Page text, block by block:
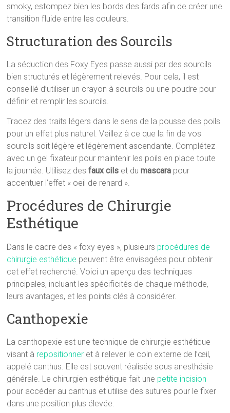
smoky, estompez bien les bords des fards afin de créer une
transition fluide entre les couleurs.
Structuration des Sourcils
La séduction des Foxy Eyes passe aussi par des sourcils
bien structurés et légèrement relevés. Pour cela, il est
conseillé d’utiliser un crayon à sourcils ou une poudre pour
définir et remplir les sourcils.
Tracez des traits légers dans le sens de la pousse des poils
pour un effet plus naturel. Veillez à ce que la fin de vos
sourcils soit légère et légèrement ascendante. Complétez
avec un gel fixateur pour maintenir les poils en place toute
la journée. Utilisez desfaux cils et dumascara pour
accentuer l’effet « oeil de renard ».
Procédures de Chirurgie
Esthétique
Dans le cadre des « foxy eyes », plusieurs procédures de
chirurgie esthétique peuvent être envisagées pour obtenir
cet effet recherché. Voici un aperçu des techniques
principales, incluant les spécificités de chaque méthode,
leurs avantages, et les points clés à considérer.
Canthopexie
La canthopexie est une technique de chirurgie esthétique
visant à repositionner et à relever le coin externe de l’œil,
appelé canthus. Elle est souvent réalisée sous anesthésie
générale. Le chirurgien esthétique fait une petite incision
pour accéder au canthus et utilise des sutures pour le fixer
dans une position plus élevée.